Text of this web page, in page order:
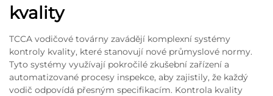
kvality
TCCA vodičové továrny zavádějí komplexní systémy
kontroly kvality, které stanovují nové průmyslové normy.
Tyto systémy využívají pokročilé zkušební zařízení a
automatizované procesy inspekce, aby zajistily, že každý
vodič odpovídá přesným specifikacím. Kontrola kvality